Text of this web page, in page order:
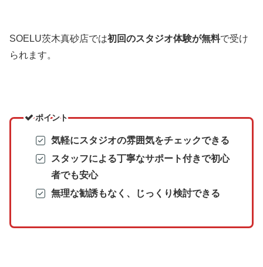
SOELU茨木真砂店では初回のスタジオ体験が無料で受け
られます。
ポイント
気軽にスタジオの雰囲気をチェックできる
スタッフによる丁寧なサポート付きで初心
者でも安心
無理な勧誘もなく、じっくり検討できる